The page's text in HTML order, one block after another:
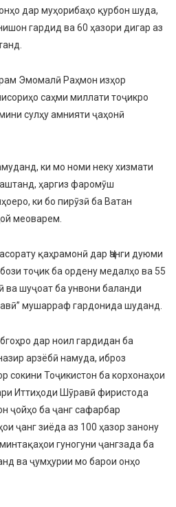
дар муҳорибаҳо қурбон шуда,
гардид ва 60 ҳазори дигар аз
Эмомалӣ Раҳмон изҳор
саҳми миллати тоҷикро
сулҳу амнияти ҷаҳонӣ
ки мо номи неку хизмати
ҳаргиз фаромӯш
ки бо пирӯзӣ ба Ватан
меоварем.
қаҳрамонӣ дар Ҷанги дуюми
тоҷик ба ордену медалҳо ва 55
ва шуҷоат ба унвони баланди
мушарраф гардонида шуданд.
дар ноил гардидан ба
арзёбӣ намуда, иброз
сокини Тоҷикистон ба корхонаҳои
Иттиҳоди Шӯравӣ фиристода
ҷойҳо ба ҷанг сафарбар
ҷанг зиёда аз 100 ҳазор занону
гуногуни ҷангзада ба
ва ҷумҳурии мо барои онҳо